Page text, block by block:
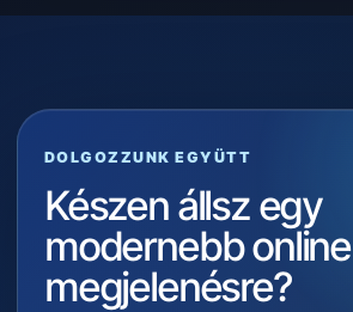
DOLGOZZUNK EGYÜTT
Készen állsz egy
modernebb online
megjelenésre?